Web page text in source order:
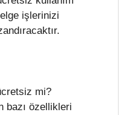
işlerinizi
mi?
bazı özellikleri